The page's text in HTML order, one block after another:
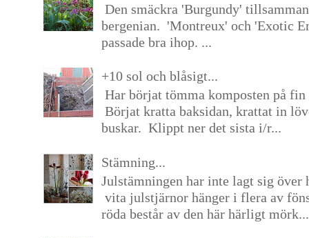
Den smäckra 'Burgundy'
bergenian. 'Montreux' och 'Exotic
passade bra ihop. ...
+10 sol och blåsigt...
Har börjat tömma komposten på
Börjat kratta baksidan, krattat in
buskar. Klippt ner det sista i/r...
Stämning...
Julstämningen har inte lagt sig över
vita julstjärnor hänger i flera av
röda består av den här härligt mörk...